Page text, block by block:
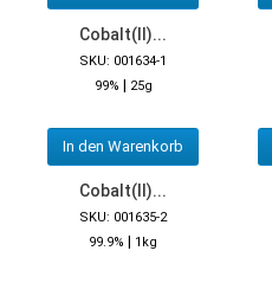
Cobalt(II)...
SKU: 001634-1
99% | 25g
In den Warenkorb
Cobalt(II)...
SKU: 001635-2
99.9% | 1kg